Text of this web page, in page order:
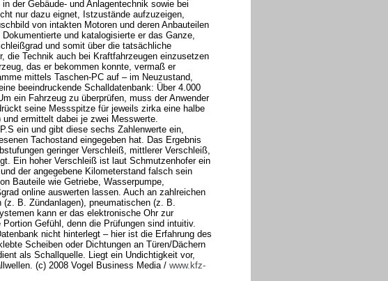
der Gebäude- und Anlagentechnik sowie bei
nur dazu eignet, Istzustände aufzuzeigen,
von intakten Motoren und deren Anbauteilen
und katalogisierte er das Ganze,
und somit über die tatsächliche
die Technik auch bei Kraftfahrzeugen einzusetzen
das er bekommen konnte, vermaß er
mittels Taschen-PC auf – im Neuzustand,
beeindruckende Schalldatenbank: Über 4.000
ein Fahrzeug zu überprüfen, muss der Anwender
seine Messspitze für jeweils zirka eine halbe
ermittelt dabei je zwei Messwerte.
ein und gibt diese sechs Zahlenwerte ein,
Tachostand eingegeben hat. Das Ergebnis
geringer Verschleiß, mittlerer Verschleiß,
Ein hoher Verschleiß ist laut Schmutzenhofer ein
der angegebene Kilometerstand falsch sein
Bauteile wie Getriebe, Wasserpumpe,
online auswerten lassen. Auch an zahlreichen
B. Zündanlagen), pneumatischen (z. B.
kann er das elektronische Ohr zur
Gefühl, denn die Prüfungen sind intuitiv.
nicht hinterlegt – hier ist die Erfahrung des
Scheiben oder Dichtungen an Türen/Dächern
als Schallquelle. Liegt ein Undichtigkeit vor,
(c) 2008 Vogel Business Media / www.kfz-